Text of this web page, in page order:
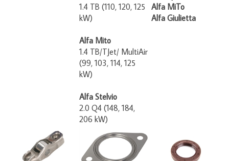
1.4 TB (110, 120, 125
kW)
Alfa Mito
1.4 TB/TJet/ MultiAir
(99, 103, 114, 125
kW)
Alfa Stelvio
2.0 Q4 (148, 184,
206 kW)
Alfa MiTo
Alfa Giulietta